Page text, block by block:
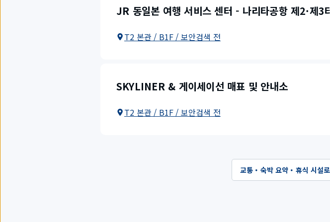
JR 동일본 여행 서비스 센터 - 나리타공항 제2·제3
T2 본관 / B1F / 보안검색 전
SKYLINER & 게이세이선 매표 및 안내소
T2 본관 / B1F / 보안검색 전
교통・숙박 요약・휴식 시설로